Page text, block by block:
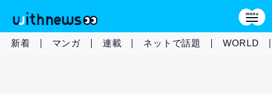
新着 マンガ 連載 ネットで話題 WORLD